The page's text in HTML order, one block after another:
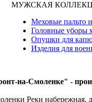
МУЖСКАЯ
Меховые пальто
Головные уборы
Опушки для
Изделия для
на-Смоленке" -
Реки набережная,